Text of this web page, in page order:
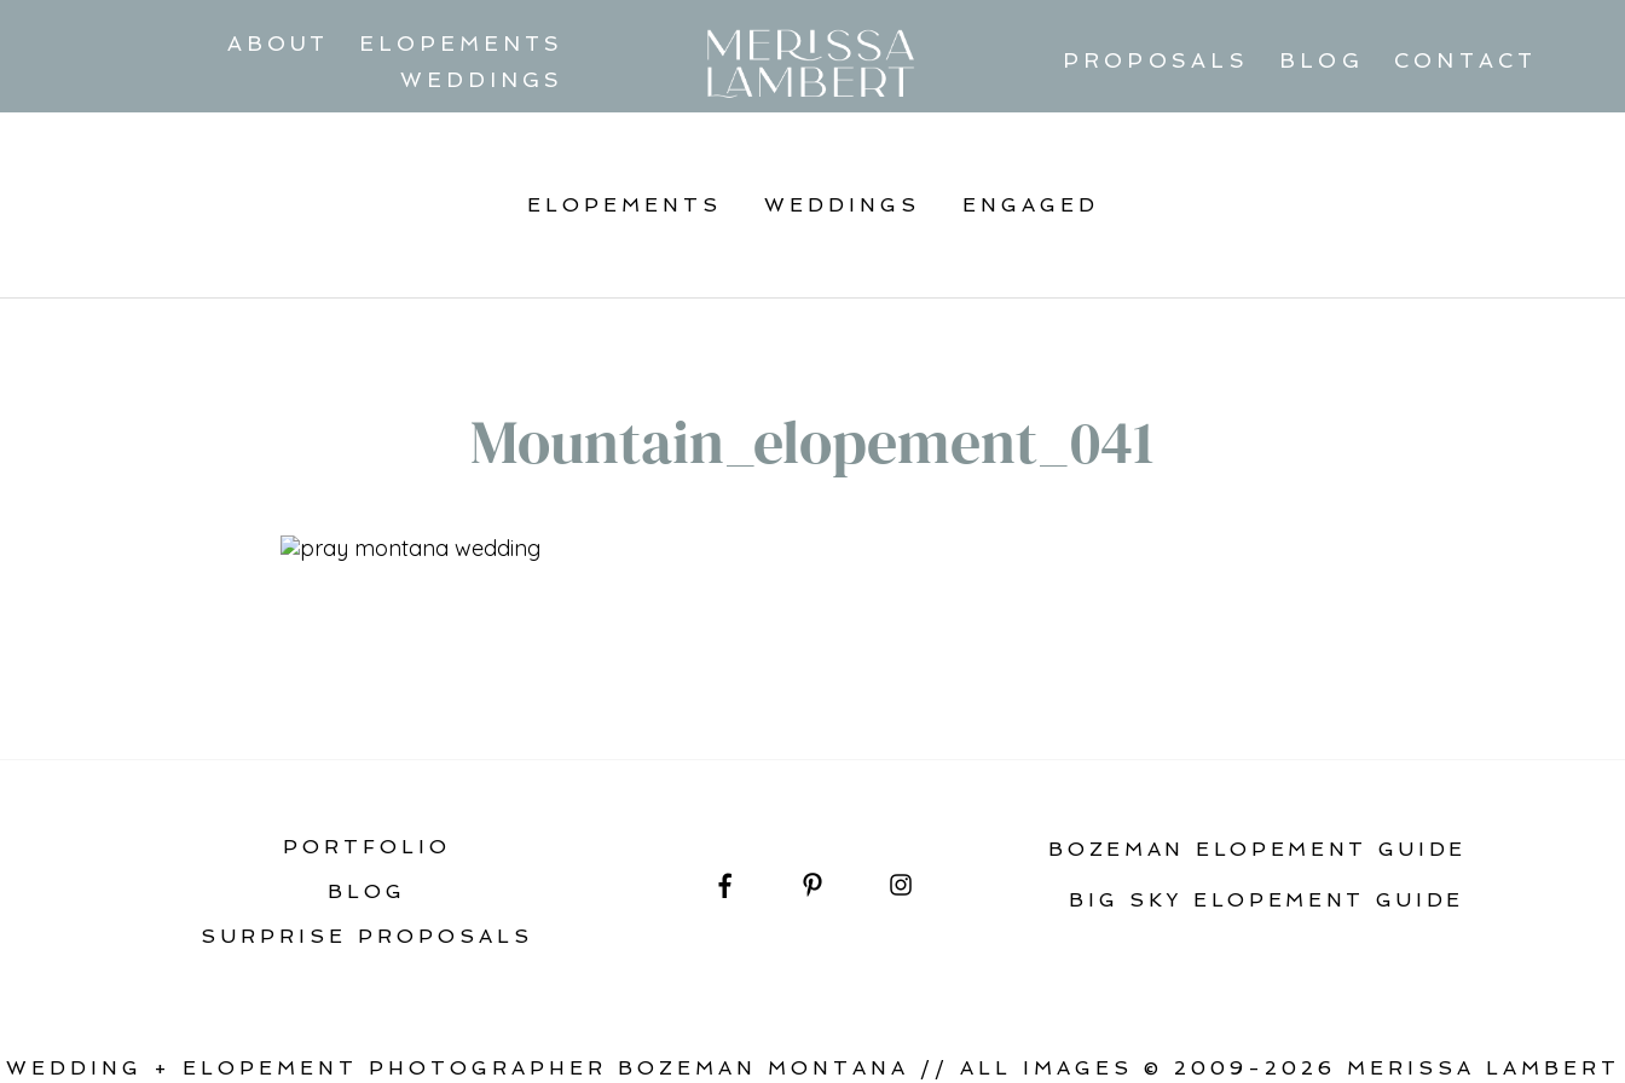
ABOUT
ELOPEMENTS
WEDDINGS
PROPOSALS BLOG CONTACT
ELOPEMENTS WEDDINGS ENGAGED
Mountain_elopement_041
PORTFOLIO
BLOG
SURPRISE PROPOSALS
BOZEMAN ELOPEMENT GUIDE
BIG SKY ELOPEMENT GUIDE
WEDDING + ELOPEMENT PHOTOGRAPHER BOZEMAN MONTANA // ALL IMAGES © 2009-2026 MERISSA LAMBERT